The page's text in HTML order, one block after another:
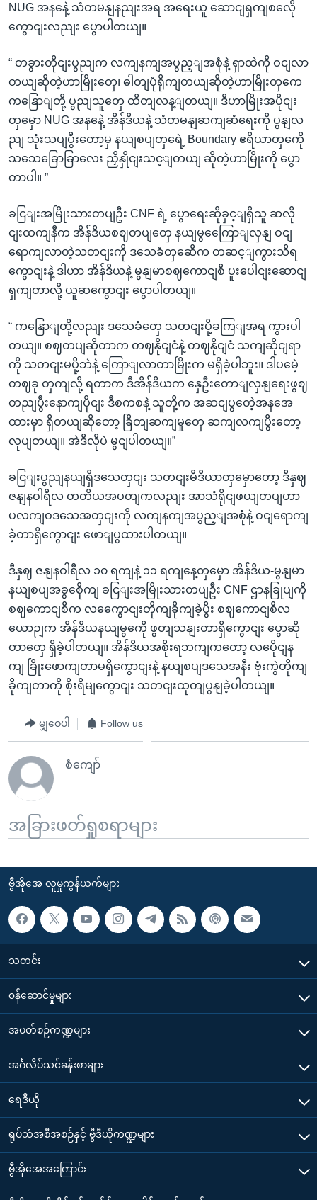
NUG အနနေဲ့ သံတမနျနညျးအရ အရေးယူ ဆောငျရှကျစလေို
ကွောငျးလညျး ပွောပါတယျ။
“ တခွားတိုငျးပွညျက လကျနကျအပွည့ျအစုံနဲ့ ရှာထဲကို ဝငျလာ
တယျဆိုတဲ့ဟာမြိုးတှေ၊ ဓါတျပုံရိုကျတယျဆိုတဲ့ဟာမြိုးတှကေ
ကနြောျတို့ ပွညျသူတှေ ထိတျလန့ျတယျ။ ဒီဟာမြိုးအပိုငျး
တှမှော NUG အနနေဲ့ အိန်ဒိယနဲ့ သံတမနျဆကျဆံရေးကို ပွနျလ
ညျ သုံးသပျပွီးတော့မှ နယျစပျတှရေဲ့ Boundary ဧရိယာတှကေို
သသေခြောခြာလေး ညှိနှိုငျးသင့ျတယျ ဆိုတဲ့ဟာမြိုးကို ပွော
တာပါ။ ”
ခငြျးအမြိုးသားတပျဦး CNF ရဲ့ ပွောရေးဆိုခှင့ျရှိသူ ဆလို
ငျးထကျနီက အိန်ဒိယစဈတပျတှေ နယျမွကြေောျလှနျ ဝငျ
ရောကျလာတဲ့သတငျးကို ဒသေခံတှဆေီက တဆင့ျကွားသိရ
ကွောငျးနဲ့ ဒါဟာ အိန်ဒိယနဲ့ မွနျမာစဈကောငျစီ ပူးပေါငျးဆောငျ
ရှကျတာလို့ ယူဆကွောငျး ပွောပါတယျ။
“ ကနြောျတို့လညျး ဒသေခံတှေ သတငျးပို့ခကြျအရ ကွားပါ
တယျ။ စဈတပျဆိုတာက တဈနိုငျငံနဲ့ တဈနိုငျငံ သကျဆိုငျရာ
ကို သတငျးမပို့ဘဲနဲ့ ကြောျလာတာမြိုးက မရှိခဲ့ပါဘူး။ ဒါပမေဲ့
တဈခု တှကျလို့ ရတာက ဒီအိန်ဒိယက နှေဦးတောျလှနျရေးဖွဈ
တညျပွီးနောကျပိုငျး ဒီစကစနဲ့ သူတို့က အဆငျပွတေဲ့အနအေ
ထားမှာ ရှိတယျဆိုတော့ ခြိတျဆကျမှုတှေ ဆကျလကျပွီးတော့
လုပျတယျ။ အဲဒီလိုပဲ မွငျပါတယျ။”
ခငြျးပွညျနယျရှိဒသေတှငျး သတငျးမီဒီယာတှမှောတော့ ဒီနှဈ
ဇနျနဝါရီလ တတိယအပတျကလညျး အာသံရိုငျဖယျတပျဟာ
ပလကျဝဒသေအတှငျးကို လကျနကျအပွည့ျအစုံနဲ့ ဝငျရောကျ
ခဲ့တာရှိကွောငျး ဖောျပွထားပါတယျ။
ဒီနှဈ ဇနျနဝါရီလ ၁၀ ရကျနဲ့ ၁၁ ရကျနေ့တှမှော အိန်ဒိယ-မွနျမာ
နယျစပျအခွစေိုကျ ခငြျးအမြိုးသားတပျဦး CNF ဌာနခြုပျကို
စဈကောငျစီက လကွေောငျးတိုကျခိုကျခဲ့ပွီး စဈကောငျစီလ
ယောဉျက အိန်ဒိယနယျမွကေို ဖွတျသနျးတာရှိကွောငျး ပွောဆို
တာတှေ ရှိခဲ့ပါတယျ။ အိန်ဒိယအစိုးရဘကျကတော့ လပေိုငျန
ကျ ခြိုးဖောကျတာမရှိကွောငျးနဲ့ နယျစပျဒသေအနီး ဗုံးကွဲတိုကျ
ခိုကျတာကို စိုးရိမျကွောငျး သတငျးထုတျပွနျခဲ့ပါတယျ။
မျှဝေပါ Follow us
စံကျော်
အခြားဖတ်ရှုစရာများ
ဗွီအိုအေ လူမှုကွန်ယက်များ
သတင်း
၀န်ဆောင်မှုများ
အပတ်စဉ်ကဏ္ဍများ
အင်္ဂလိပ်သင်ခန်းစာများ
ရေဒီယို
ရုပ်သံအစီအစဉ်နှင့် ဗွီဒီယိုကဏ္ဍများ
ဗွီအိုအေအကြောင်း